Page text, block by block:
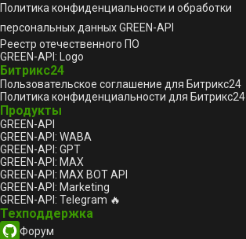
Политика конфиденциальности и обработки
персональных данных GREEN-API
Реестр отечественного ПО
GREEN-API: Logo
Битрикс24
Пользовательское соглашение для Битрикс24
Политика конфиденциальности для Битрикс24
Продукты
GREEN-API
GREEN-API: WABA
GREEN-API: GPT
GREEN-API: MAX
GREEN-API: MAX BOT API
GREEN-API: Marketing
GREEN-API: Telegram 🔥
Техподдержка
Форум